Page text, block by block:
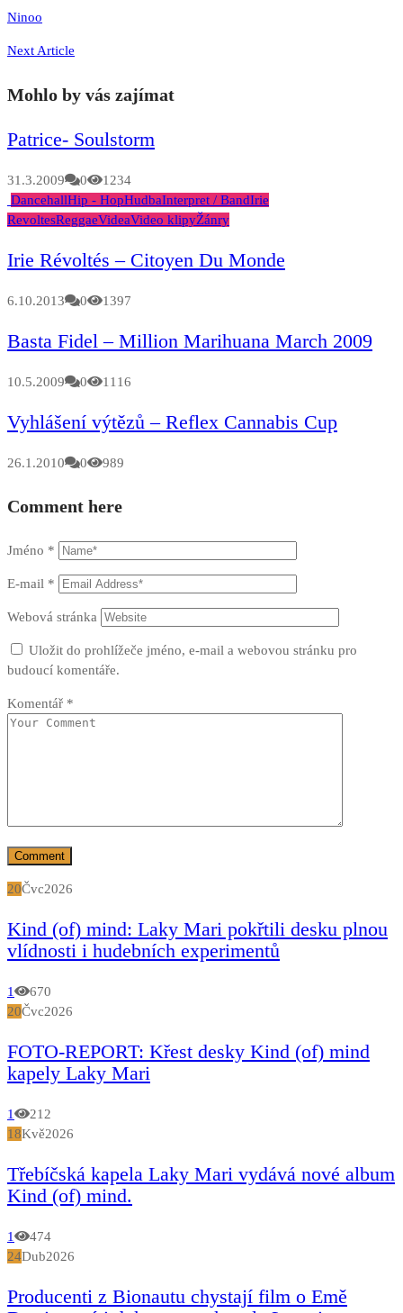
Ninoo
Next Article
Mohlo by vás zajímat
Patrice- Soulstorm
31.3.2009 0
1234
DancehallHip - HopHudbaInterpret / BandIrie
RevoltesReggaeVideaVideo klipyŽánry
Irie Révoltés – Citoyen Du Monde
6.10.2013 0 1397
Basta Fidel – Million Marihuana March 2009
10.5.2009 0 1116
Vyhlášení výtězů – Reflex Cannabis Cup
26.1.2010 0 989
Comment here
Jméno *
E-mail *
Webová stránka
Uložit do prohlížeče jméno, e-mail a webovou stránku pro
budoucí komentáře.
Komentář *
20Čvc2026
Kind (of) mind: Laky Mari pokřtili desku plnou
vlídnosti i hudebních experimentů
1
670
20Čvc2026
FOTO-REPORT: Křest desky Kind (of) mind
kapely Laky Mari
1
212
18Kvě2026
Třebíčská kapela Laky Mari vydává nové album
Kind (of) mind.
1
474
24Dub2026
Producenti z Bionautu chystají film o Emě